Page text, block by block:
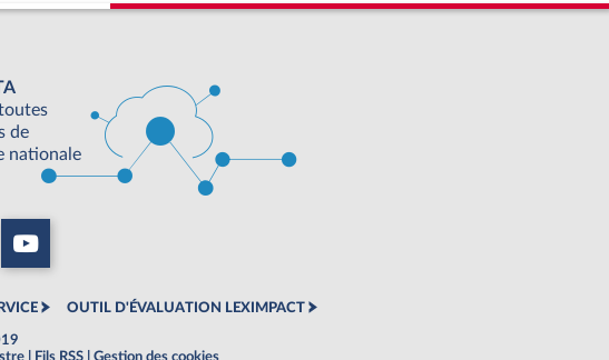
de
nationale
OUTIL D'ÉVALUATION LEXIMPACT
Fils RSS Gestion des cookies